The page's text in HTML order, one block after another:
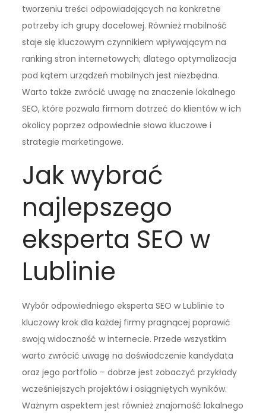
tworzeniu treści odpowiadających na konkretne
potrzeby ich grupy docelowej. Również mobilność
staje się kluczowym czynnikiem wpływającym na
ranking stron internetowych; dlatego optymalizacja
pod kątem urządzeń mobilnych jest niezbędna.
Warto także zwrócić uwagę na znaczenie lokalnego
SEO, które pozwala firmom dotrzeć do klientów w ich
okolicy poprzez odpowiednie słowa kluczowe i
strategie marketingowe.
Jak wybrać
najlepszego
eksperta SEO w
Lublinie
Wybór odpowiedniego eksperta SEO w Lublinie to
kluczowy krok dla każdej firmy pragnącej poprawić
swoją widoczność w internecie. Przede wszystkim
warto zwrócić uwagę na doświadczenie kandydata
oraz jego portfolio – dobrze jest zobaczyć przykłady
wcześniejszych projektów i osiągniętych wyników.
Ważnym aspektem jest również znajomość lokalnego